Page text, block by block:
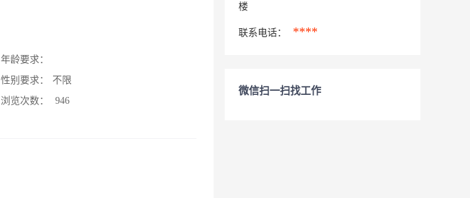
年龄要求：
性别要求：
不限
浏览次数：
946
楼
联系电话： ****
微信扫一扫找工作